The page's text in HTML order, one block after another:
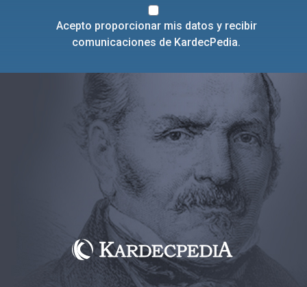
Acepto proporcionar mis datos y recibir
comunicaciones de KardecPedia.